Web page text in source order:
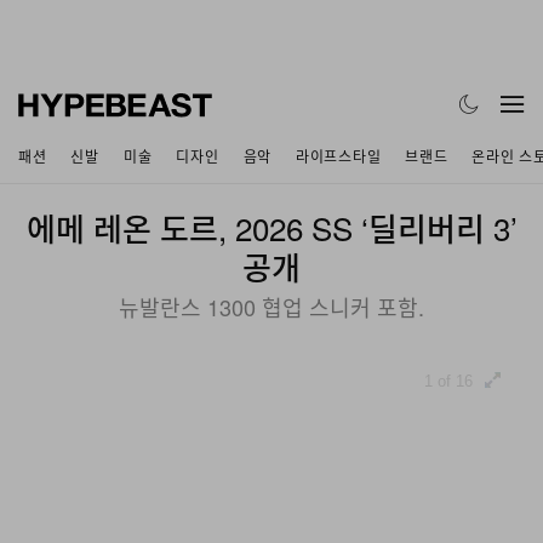
패션 신발 미술 디자인 음악 라이프스타일 브랜드 온라인 스
에메 레온 도르, 2026 SS ‘딜리버리 3’
공개
뉴발란스 1300 협업 스니커 포함.